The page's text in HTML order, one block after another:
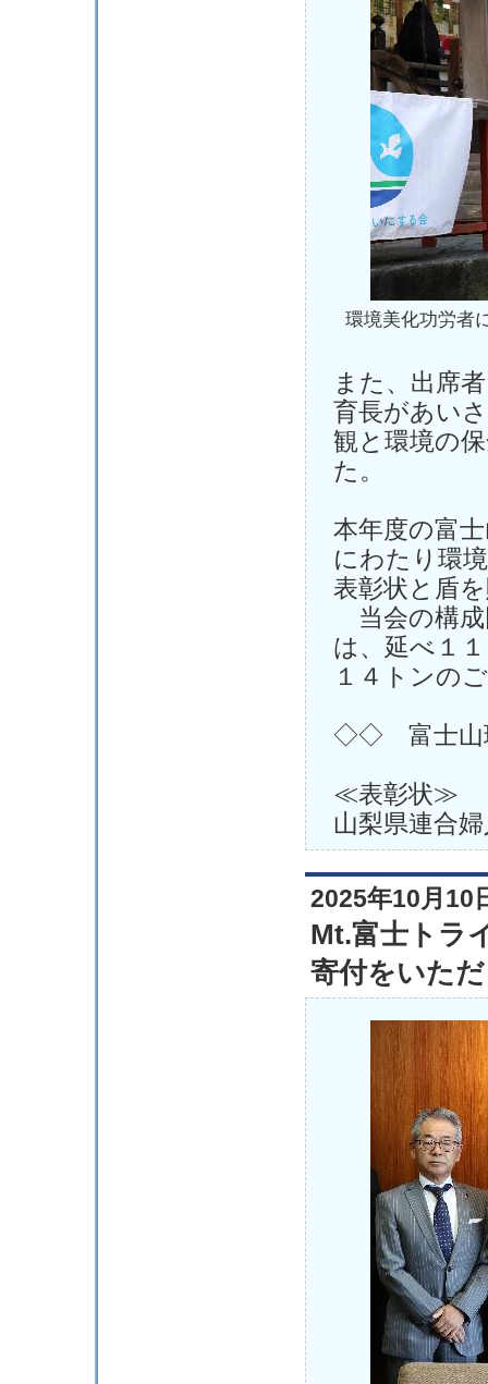
環境美化功労者
また、出席
育長があい
観と環境の
た。
本年度の富
にわたり環
表彰状と盾
当会の構成
は、延べ１
１４トンの
◇◇ 富士山
≪表彰状≫
山梨県連合
2025年10月10
Mt.富士トラ
寄付をいた